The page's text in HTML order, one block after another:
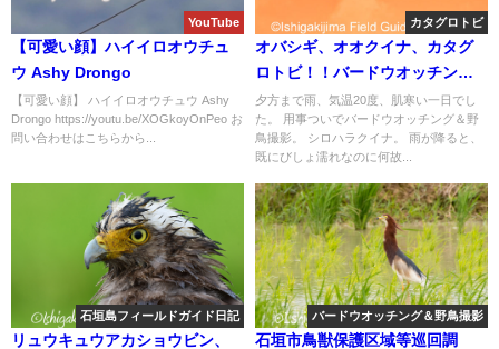
YouTube
【可愛い顔】ハイイロオウチュ
ウ Ashy Drongo
【可愛い顔】 ハイイロオウチュウ Ashy
Drongo https://youtu.be/XOGkoyOnPeo お
問い合わせはこちらから...
カタグロトビ
オバシギ、オオクイナ、カタグ
ロトビ！！バードウオッチング
＆野鳥撮影。
夕方まで雨、気温20度、肌寒い一日でし
た。 用事ついでバードウオッチング＆野
鳥撮影。 シロハラクイナ。 雨が降ると、
既にびしょ濡れなのに何故...
石垣島フィールドガイド日記
リュウキュウアカショウビン、
バードウオッチング＆野鳥撮影
石垣市鳥獣保護区域等巡回調